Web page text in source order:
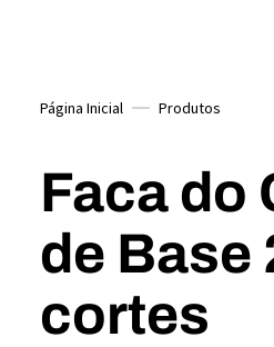
Página Inicial Produtos
Faca do
de Base
cortes